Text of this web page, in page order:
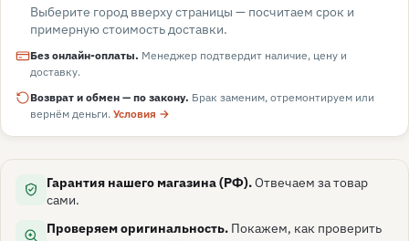
Выберите город вверху страницы — посчитаем срок и
примерную стоимость доставки.
Без онлайн-оплаты. Менеджер подтвердит наличие, цену и
доставку.
Возврат и обмен — по закону. Брак заменим, отремонтируем или
вернём деньги. Условия →
Гарантия нашего магазина (РФ).Отвечаем за товар
сами.
Проверяем оригинальность. Покажем, как проверить